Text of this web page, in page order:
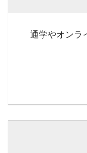
通学やオンラ